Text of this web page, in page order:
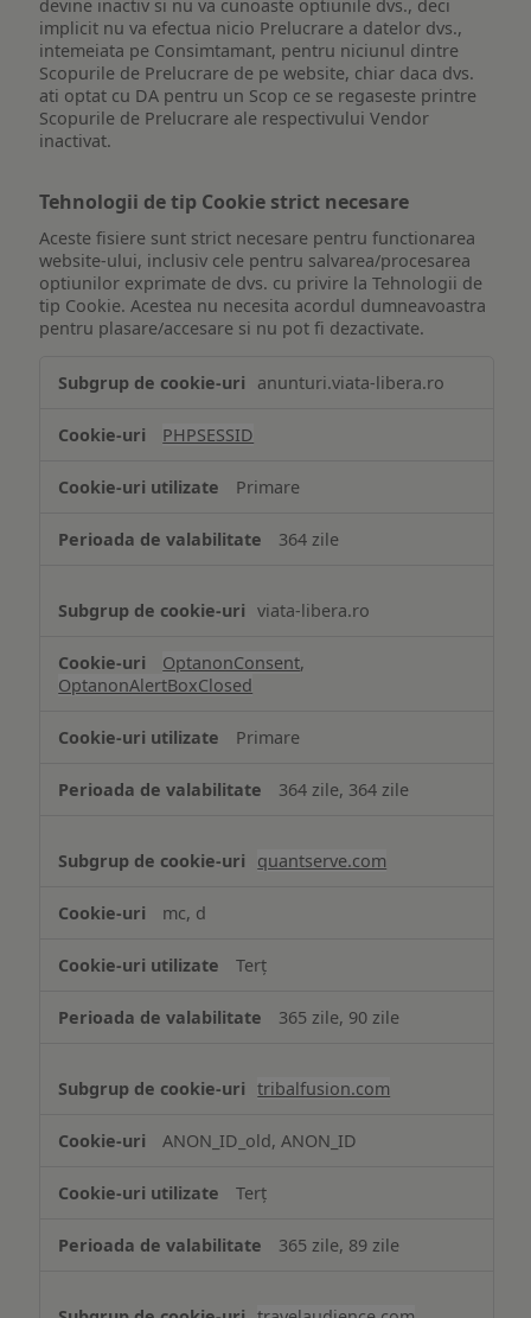
devine inactiv si nu va cunoaste optiunile dvs., deci
implicit nu va efectua nicio Prelucrare a datelor dvs.,
intemeiata pe Consimtamant, pentru niciunul dintre
Scopurile de Prelucrare de pe website, chiar daca dvs.
ati optat cu DA pentru un Scop ce se regaseste printre
Scopurile de Prelucrare ale respectivului Vendor
inactivat.
Tehnologii de tip Cookie strict necesare
Aceste fisiere sunt strict necesare pentru functionarea
website-ului, inclusiv cele pentru salvarea/procesarea
optiunilor exprimate de dvs. cu privire la Tehnologii de
tip Cookie. Acestea nu necesita acordul dumneavoastra
pentru plasare/accesare si nu pot fi dezactivate.
de
Cookie
necesare
anunturi.viata-libera.ro
PHPSESSID
Primare
364 zile
viata-libera.ro
OptanonConsent,
OptanonAlertBoxClosed
Primare
364 zile, 364 zile
quantserve.com
mc, d
Terț
365 zile, 90 zile
tribalfusion.com
ANON_ID_old, ANON_ID
Terț
365 zile, 89 zile